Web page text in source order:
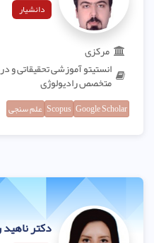
دانشیار
مرکزی
انستیتو آموزشی تحقیقاتی و
متخصص رادیولوژی
Google Scholar
Scopus علم سنجی
دکتر